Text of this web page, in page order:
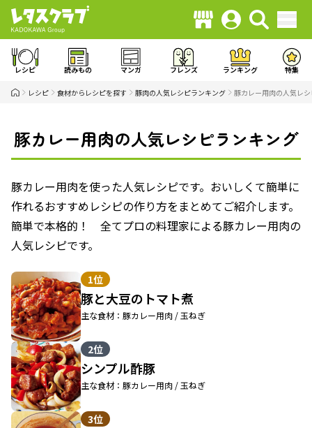
レシピ 読みもの マンガ フレンズ ランキング 特集
レシピ 食材からレシピを探す 豚肉の人気レシピランキング 豚カレー用肉の人気レ
豚カレー用肉の人気レシピランキング
豚カレー用肉を使った人気レシピです。おいしくて簡単に
作れるおすすめレシピの作り方をまとめてご紹介します。
簡単で本格的！ 全てプロの料理家による豚カレー用肉の
人気レシピです。
1位
豚と大豆のトマト煮
主な食材：豚カレー用肉 / 玉ねぎ
2位
シンプル酢豚
主な食材：豚カレー用肉 / 玉ねぎ
3位